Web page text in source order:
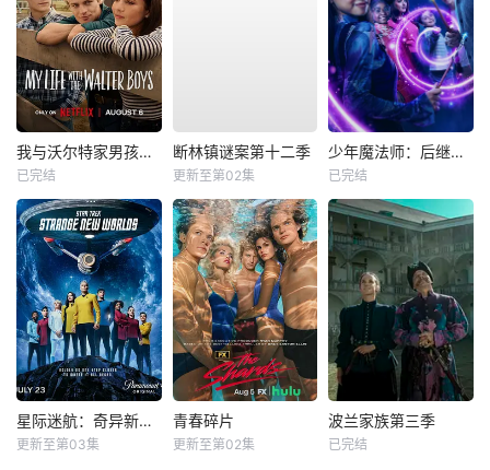
我与沃尔特家男孩的生活第三季
已完结
断林镇谜案第十二季
更新至第02集
少年魔法师：后继者第三季
已完结
星际迷航：奇异新世界第四季
更新至第03集
青春碎片
更新至第02集
波兰家族第三季
已完结